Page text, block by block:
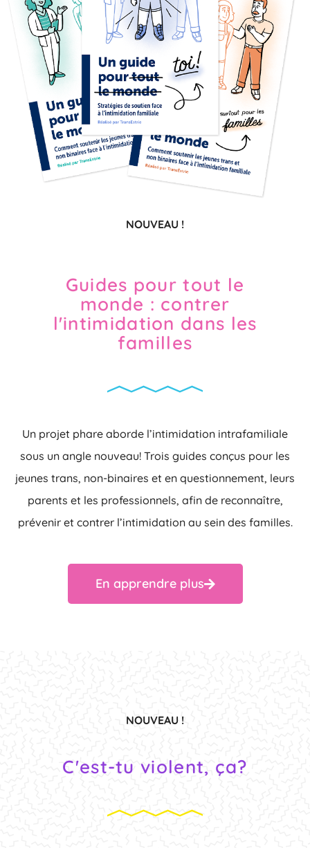
NOUVEAU !
Guides pour tout le
monde : contrer
l'intimidation dans les
familles
Un projet phare aborde l’intimidation intrafamiliale
sous un angle nouveau! Trois guides conçus pour les
jeunes trans, non-binaires et en questionnement, leurs
parents et les professionnels, afin de reconnaître,
prévenir et contrer l’intimidation au sein des familles.
En apprendre plus
NOUVEAU !
C'est-tu violent, ça?